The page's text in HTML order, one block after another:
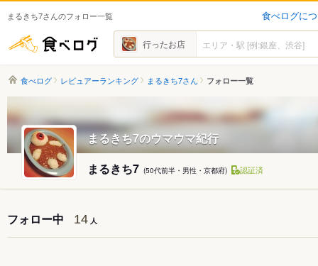
まるきち7さんのフォロー一覧 食べログに
食べログ 行ったお店
食べログ レビュアーランキング まるきち7さん フォロー一覧
まるきち7のウマウマ紀行
まるきち7 (50代前半・男性・京都府) 認証済
フォロー中 14人